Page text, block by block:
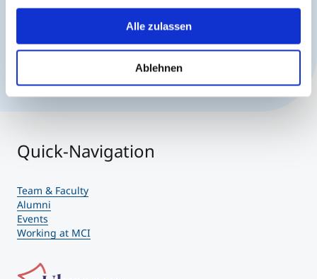
USA bedeuten kann.
Alle zulassen
Ablehnen
Quick-Navigation
Team & Faculty
Alumni
Events
Working at MCI